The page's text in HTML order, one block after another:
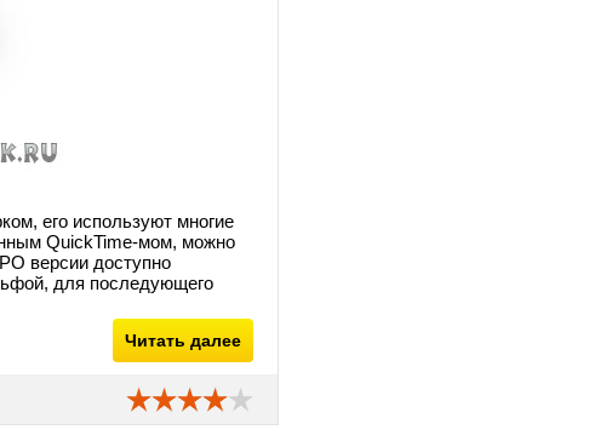
его используют многие
QuickTime-мом, можно
версии доступно
для последующего
Читать далее